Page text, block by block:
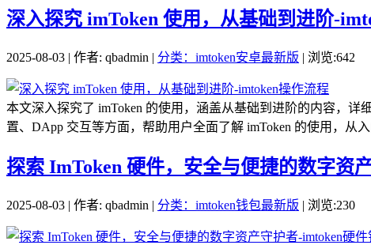
深入探究 imToken 使用，从基础到进阶-
2025-08-03 | 作者: qbadmin | 分类：imtoken安卓最新版 | 浏览:642
本文深入探究了 imToken 的使用，涵盖从基础到进阶的内容，
置、DApp 交互等方面，帮助用户全面了解 imToken 的使用，从
探索 ImToken 硬件，安全与便捷的数字资
2025-08-03 | 作者: qbadmin | 分类：imtoken钱包最新版 | 浏览:230